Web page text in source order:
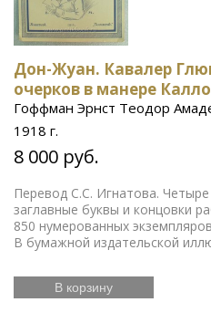
Дон-Жуан. Кавалер
очерков в манере Калло
Гоффман Эрнст Теодор
1918 г.
8 000 руб.
Перевод С.С. Игнатова.
заглавные буквы и концовки
850 нумерованных
В бумажной издательской
В корзину